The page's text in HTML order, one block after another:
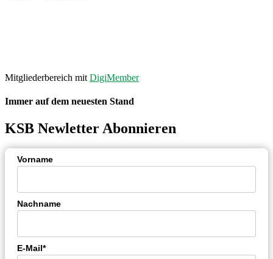
Mitgliederbereich mit DigiMember
Immer auf dem neuesten Stand
KSB Newletter Abonnieren
Vorname
Nachname
E-Mail*